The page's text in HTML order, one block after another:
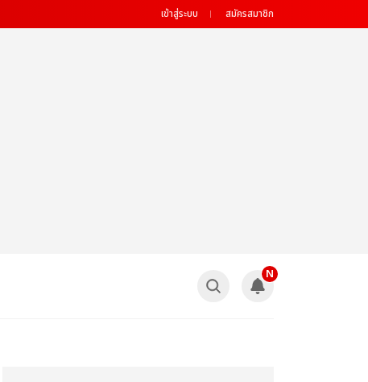
เข้าสู่ระบบ สมัครสมาชิก
N